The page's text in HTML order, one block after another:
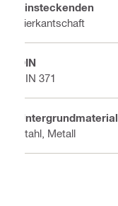
Einsteckenden
Vierkantschaft
DIN
DIN 371
Untergrundmaterial
Stahl, Metall